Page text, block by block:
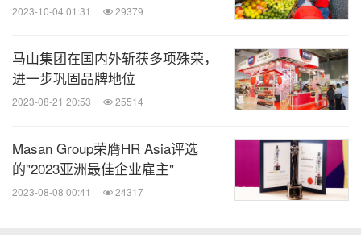
相关股票：
Hanoi:MSR
微信公众号“能动”发布全球能源、化工、采
矿、动力、新能源车企业最新的经营动态。
扫描二维码，立即订阅！
2023-10-04 01:31 29379
马山集团在国内外斩获多项殊荣，
进一步巩固品牌地位
2023-08-21 20:53 25514
Masan Group荣膺HR Asia评选
的"2023亚洲最佳企业雇主"
2023-08-08 00:41 24317